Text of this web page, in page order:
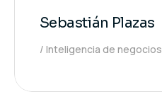
Sebastián Plazas
Inteligencia de negocios